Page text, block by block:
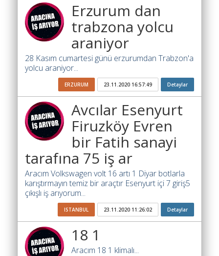
Soför
olup
arayanlar
Aracına
Katsayısı
Ajandam
Hakkımızda
Erzurum dan
trabzona yolcu
araniyor
28 Kasım cumartesi günü erzurumdan Trabzon'a
yolcu araniyor...
ERZURUM 23.11.2020 16:57:49 Detaylar
Avcılar Esenyurt
Firuzköy Evren
bir Fatih sanayi
tarafına 75 iş ar
Aracım Volkswagen volt 16 artı 1 Diyar botlarla
karıştırmayın temiz bir araçtır Esenyurt içi 7 giriş5
çıkışlı iş arıyorum...
ISTANBUL 23.11.2020 11:26:02 Detaylar
18 1
Aracım 18 1 klimalı...